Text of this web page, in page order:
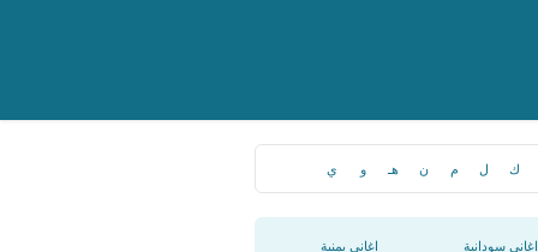
ك ل م ن هـ و ي
اغاني سودانية اغاني يمنية